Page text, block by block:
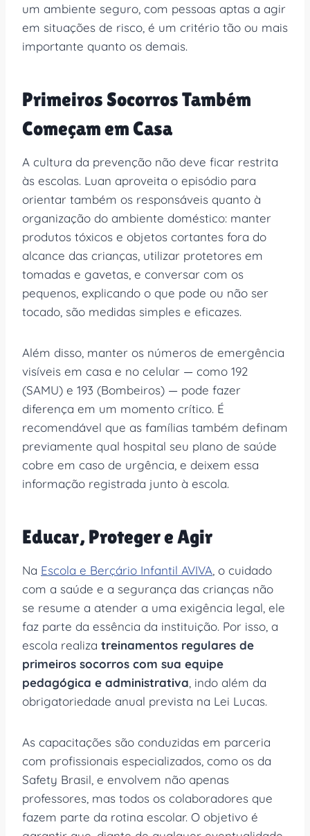
um ambiente seguro, com pessoas aptas a agir
em situações de risco, é um critério tão ou mais
importante quanto os demais.
Primeiros Socorros Também
Começam em Casa
A cultura da prevenção não deve ficar restrita
às escolas. Luan aproveita o episódio para
orientar também os responsáveis quanto à
organização do ambiente doméstico: manter
produtos tóxicos e objetos cortantes fora do
alcance das crianças, utilizar protetores em
tomadas e gavetas, e conversar com os
pequenos, explicando o que pode ou não ser
tocado, são medidas simples e eficazes.
Além disso, manter os números de emergência
visíveis em casa e no celular — como 192
(SAMU) e 193 (Bombeiros) — pode fazer
diferença em um momento crítico. É
recomendável que as famílias também definam
previamente qual hospital seu plano de saúde
cobre em caso de urgência, e deixem essa
informação registrada junto à escola.
Educar, Proteger e Agir
Na Escola e Berçário Infantil AVIVA , o cuidado
com a saúde e a segurança das crianças não
se resume a atender a uma exigência legal, ele
faz parte da essência da instituição. Por isso, a
escola realiza treinamentos regulares de
primeiros socorros com sua equipe
pedagógica e administrativa , indo além da
obrigatoriedade anual prevista na Lei Lucas.
As capacitações são conduzidas em parceria
com profissionais especializados, como os da
Safety Brasil, e envolvem não apenas
professores, mas todos os colaboradores que
fazem parte da rotina escolar. O objetivo é